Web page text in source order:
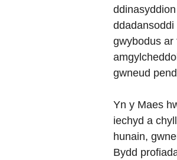
gwybodus ar
gwneud
Yn y Maes
iechyd a
hunain,
Bydd